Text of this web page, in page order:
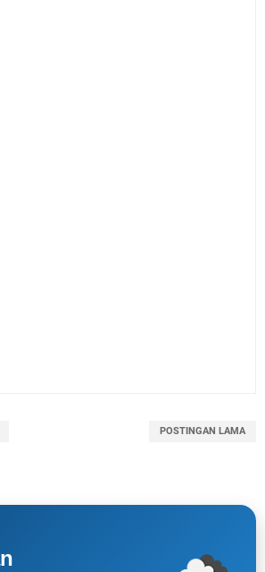
POSTINGAN LAMA